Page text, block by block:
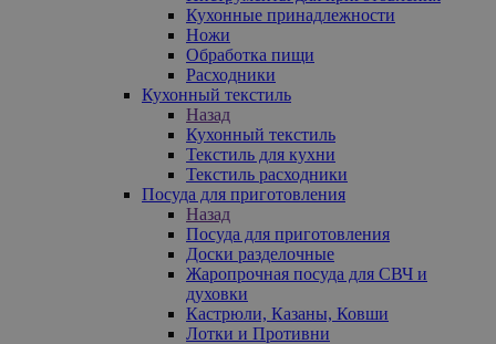
Кухонные принадлежности
Ножи
Обработка пищи
Расходники
Кухонный текстиль
Назад
Кухонный текстиль
Текстиль для кухни
Текстиль расходники
Посуда для приготовления
Назад
Посуда для приготовления
Доски разделочные
Жаропрочная посуда для СВЧ и
духовки
Кастрюли, Казаны, Ковши
Лотки и Противни